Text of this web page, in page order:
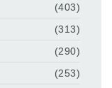
(403)
(313)
(290)
(253)